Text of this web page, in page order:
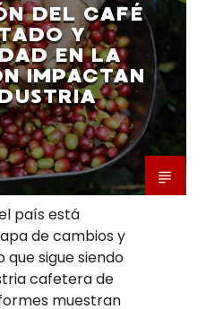
DEL CAFÉ
Y
EN LA
IMPACTAN
país está
de cambios y
que sigue siendo
cafetera de
muestran